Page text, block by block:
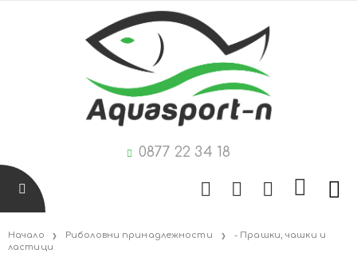
0877 22 34 18
Начало Риболовни принадлежности
- Прашки, чашки и
ластици